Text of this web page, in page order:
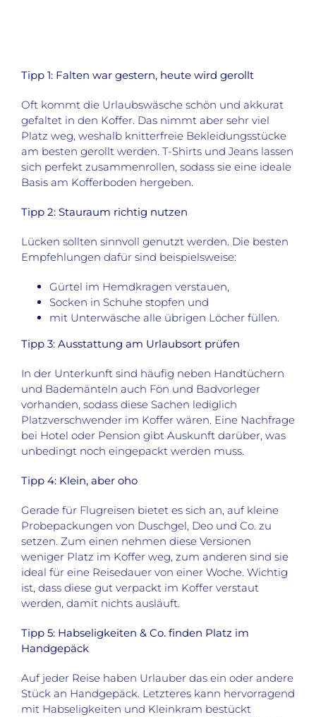
Tipp 1: Falten war gestern, heute wird gerollt
Oft kommt die Urlaubswäsche schön und akkurat
gefaltet in den Koffer. Das nimmt aber sehr viel
Platz weg, weshalb knitterfreie Bekleidungsstücke
am besten gerollt werden. T-Shirts und Jeans lassen
sich perfekt zusammenrollen, sodass sie eine ideale
Basis am Kofferboden hergeben.
Tipp 2: Stauraum richtig nutzen
Lücken sollten sinnvoll genutzt werden. Die besten
Empfehlungen dafür sind beispielsweise:
Gürtel im Hemdkragen verstauen,
Socken in Schuhe stopfen und
mit Unterwäsche alle übrigen Löcher füllen.
Tipp 3: Ausstattung am Urlaubsort prüfen
In der Unterkunft sind häufig neben Handtüchern
und Bademänteln auch Fön und Badvorleger
vorhanden, sodass diese Sachen lediglich
Platzverschwender im Koffer wären. Eine Nachfrage
bei Hotel oder Pension gibt Auskunft darüber, was
unbedingt noch eingepackt werden muss.
Tipp 4: Klein, aber oho
Gerade für Flugreisen bietet es sich an, auf kleine
Probepackungen von Duschgel, Deo und Co. zu
setzen. Zum einen nehmen diese Versionen
weniger Platz im Koffer weg, zum anderen sind sie
ideal für eine Reisedauer von einer Woche. Wichtig
ist, dass diese gut verpackt im Koffer verstaut
werden, damit nichts ausläuft.
Tipp 5: Habseligkeiten & Co. finden Platz im
Handgepäck
Auf jeder Reise haben Urlauber das ein oder andere
Stück an Handgepäck. Letzteres kann hervorragend
mit Habseligkeiten und Kleinkram bestückt